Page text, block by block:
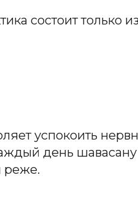
состоит только из
успокоить
день шавасану
реже.